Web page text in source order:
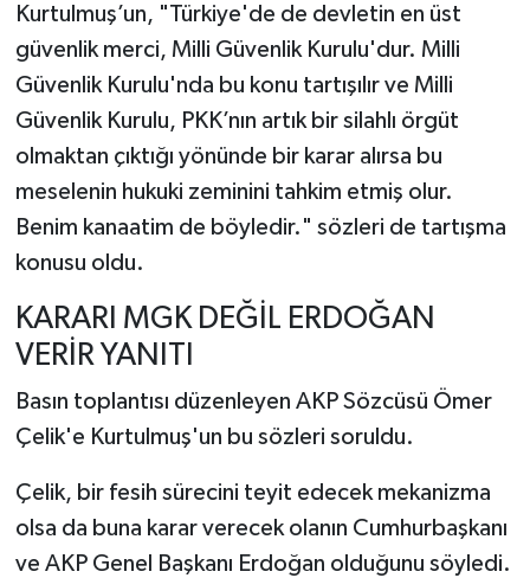
Kurtulmuş’un, "Türkiye'de de devletin en üst
güvenlik merci, Milli Güvenlik Kurulu'dur. Milli
Güvenlik Kurulu'nda bu konu tartışılır ve Milli
Güvenlik Kurulu, PKK’nın artık bir silahlı örgüt
olmaktan çıktığı yönünde bir karar alırsa bu
meselenin hukuki zeminini tahkim etmiş olur.
Benim kanaatim de böyledir." sözleri de tartışma
konusu oldu.
KARARI MGK DEĞİL ERDOĞAN
VERİR YANITI
Basın toplantısı düzenleyen AKP Sözcüsü Ömer
Çelik'e Kurtulmuş'un bu sözleri soruldu.
Çelik, bir fesih sürecini teyit edecek mekanizma
olsa da buna karar verecek olanın Cumhurbaşkanı
ve AKP Genel Başkanı Erdoğan olduğunu söyledi.